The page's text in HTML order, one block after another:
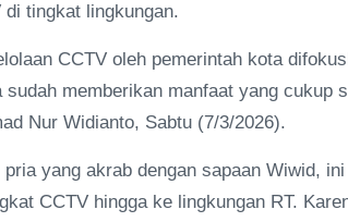
di tingkat lingkungan.
CCTV oleh pemerintah kota
sudah memberikan manfaat yang
Nur Widianto, Sabtu (7/3/2026).
pria yang akrab dengan sapaan Wiwid,
CCTV hingga ke lingkungan RT.